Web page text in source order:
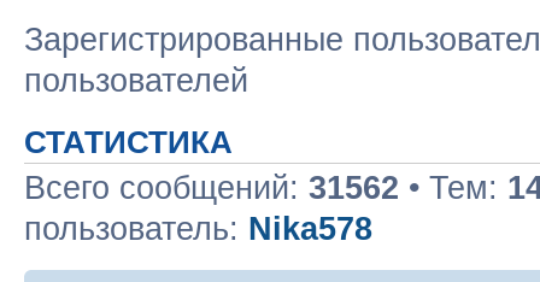
Зарегистрированные
пользователей
СТАТИСТИКА
Всего сообщений: 31562 • Тем:
пользователь: Nika578